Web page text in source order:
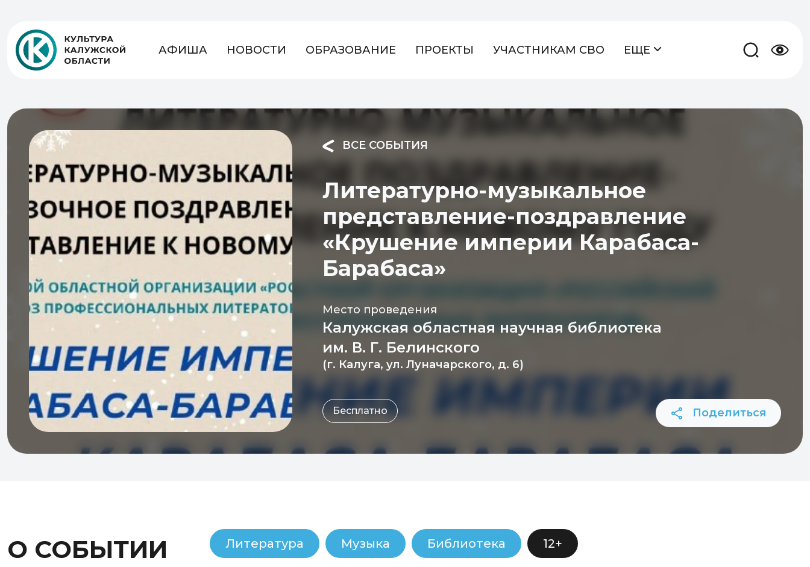
АФИША НОВОСТИ ОБРАЗОВАНИЕ ПРОЕКТЫ УЧАСТНИКАМ СВО ЕЩЕ
ВСЕ СОБЫТИЯ
Литературно-музыкальное
представление-поздравление
«Крушение империи Карабаса-
Барабаса»
Место проведения
Калужская областная научная библиотека
им. В. Г. Белинского
(г. Калуга, ул. Луначарского, д. 6)
Бесплатно Поделиться
О СОБЫТИИ Литература Музыка Библиотека 12+